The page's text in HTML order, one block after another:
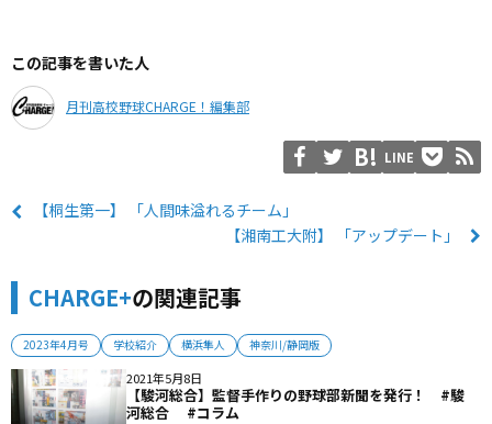
この記事を書いた人
月刊高校野球CHARGE！編集部
LINE
【桐生第一】 「人間味溢れるチーム」
【湘南工大附】 「アップデート」
CHARGE+の関連記事
2023年4月号 学校紹介 横浜隼人 神奈川/静岡版
2021年5月8日
【駿河総合】監督手作りの野球部新聞を発行！ #駿
河総合 #コラム